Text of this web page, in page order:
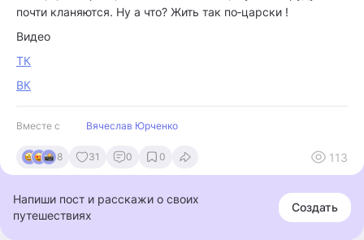
почти кланяются. Ну а что? Жить так по‑царски !
Видео
ТК
ВК
Вместе с Вячеслав Юрченко
8 31 0 0 113
Напиши пост и расскажи о своих
путешествиях
Создать